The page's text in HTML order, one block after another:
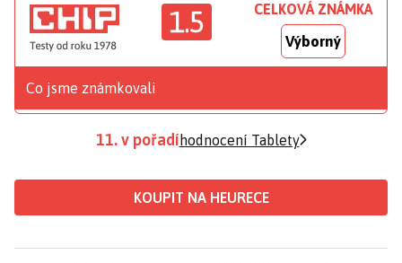
1.5 CELKOVÁ ZNÁMKA
Výborný
Co jsme známkovali
11. v pořadí hodnocení Tablety
KOUPIT NA HEURECE